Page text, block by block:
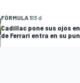
FÓRMULA 113 d
Cadillac pone sus ojos
de Ferrari entra en su